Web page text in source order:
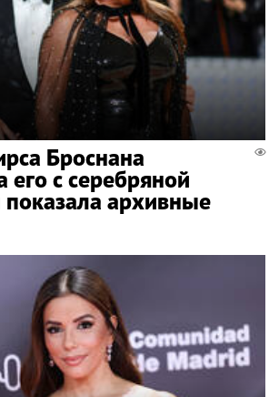
Броснана
его с серебряной
показала архивные